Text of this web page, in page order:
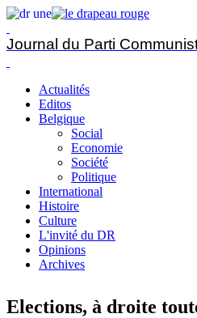
Journal du Parti
Actualités
Editos
Belgique
Social
Economie
Société
Politique
International
Histoire
Culture
L'invité du DR
Opinions
Archives
Elections, à droite